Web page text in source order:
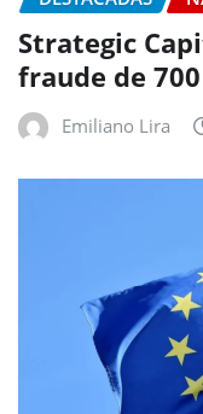
Strategic
fraude de
Emiliano Lira